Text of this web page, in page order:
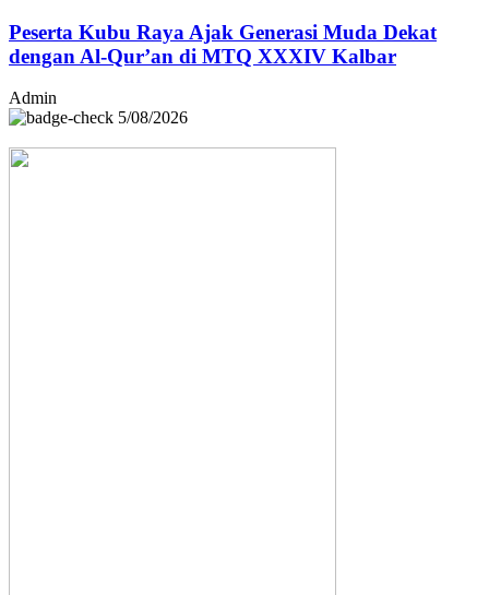
Peserta Kubu Raya Ajak Generasi Muda Dekat
dengan Al-Qur’an di MTQ XXXIV Kalbar
Admin
5/08/2026